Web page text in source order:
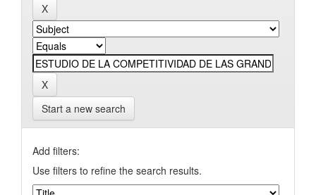
Start a new search
Add filters:
Use filters to refine the search results.